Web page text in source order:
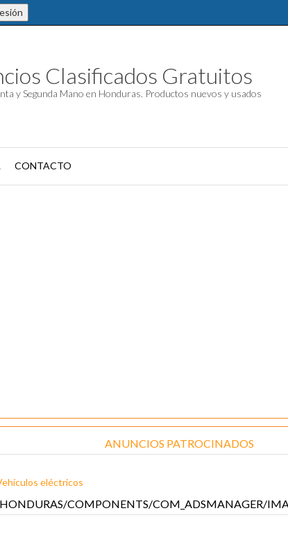
Clasificados Gratuitos
y Segunda Mano en Honduras. Productos nuevos y usados
CONTACTO
ANUNCIOS PATROCINADOS
eléctricos